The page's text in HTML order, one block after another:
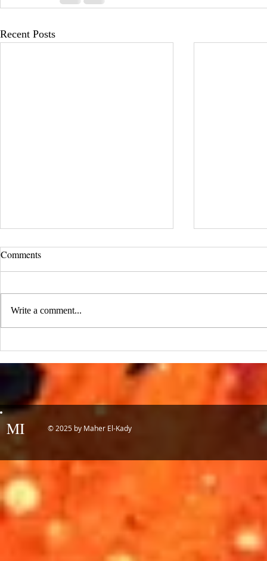
Recent Posts
UCLA Newsroom: Top Stories
UCLA’s top science news stories of
the year! 📷 UCLA College often...
IDTechEx
Potential of
Comments
Write a comment...
MI © 2025 by Maher El-Kady